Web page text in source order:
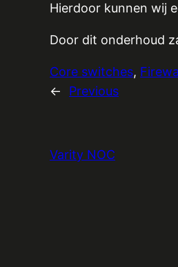
Hierdoor kunnen wij
Door dit onderhoud
Core switches,
←
Previous
Varity NOC